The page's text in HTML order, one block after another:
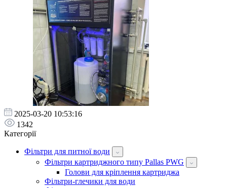
2025-03-20 10:53:16
1342
Категорії
Фільтри для питної води
Фільтри картриджного типу Pallas PWG
Голови для кріплення картриджа
Фільтри-глечики для води